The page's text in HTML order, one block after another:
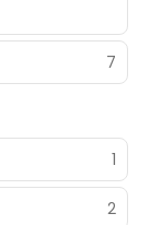
7
1
2